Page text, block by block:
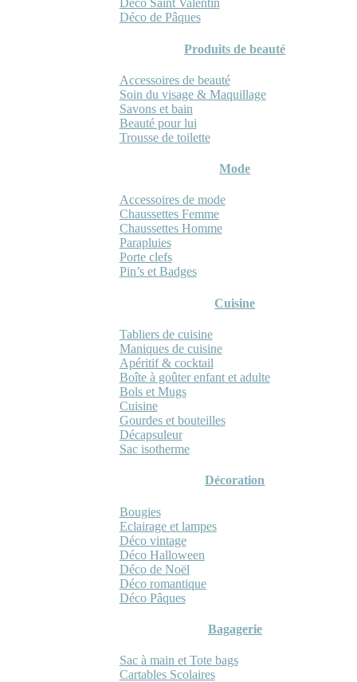
Deco Saint Valentin
Déco de Pâques
Produits de beauté
Accessoires de beauté
Soin du visage & Maquillage
Savons et bain
Beauté pour lui
Trousse de toilette
Mode
Accessoires de mode
Chaussettes Femme
Chaussettes Homme
Parapluies
Porte clefs
Pin’s et Badges
Cuisine
Tabliers de cuisine
Maniques de cuisine
Apéritif & cocktail
Boîte à goûter enfant et adulte
Bols et Mugs
Cuisine
Gourdes et bouteilles
Décapsuleur
Sac isotherme
Décoration
Bougies
Eclairage et lampes
Déco vintage
Déco Halloween
Déco de Noël
Déco romantique
Déco Pâques
Bagagerie
Sac à main et Tote bags
Cartables Scolaires